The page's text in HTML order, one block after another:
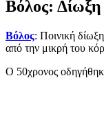
Βόλος: Δίωξη
Βόλος: Ποινική
από την μικρή του
Ο 50χρονος